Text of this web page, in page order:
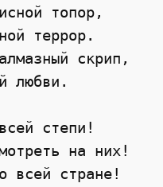
топор,
террор.
скрип,
любви.
степи!
на них!
всей стране!